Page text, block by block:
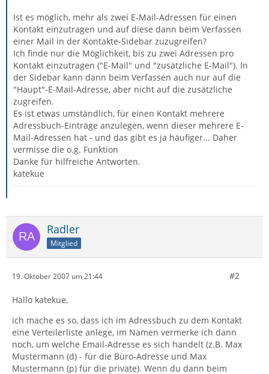
Ist es möglich, mehr als zwei E-Mail-Adressen für einen
Kontakt einzutragen und auf diese dann beim Verfassen
einer Mail in der Kontakte-Sidebar zuzugreifen?
Ich finde nur die Möglichkeit, bis zu zwei Adressen pro
Kontakt einzutragen ("E-Mail" und "zusätzliche E-Mail"). In
der Sidebar kann dann beim Verfassen auch nur auf die
"Haupt"-E-Mail-Adresse, aber nicht auf die zusätzliche
zugreifen.
Es ist etwas umständlich, für einen Kontakt mehrere
Adressbuch-Einträge anzulegen, wenn dieser mehrere E-
Mail-Adressen hat - und das gibt es ja häufiger... Daher
vermisse die o.g. Funktion
Danke für hilfreiche Antworten.
katekue
Radler
Mitglied
19. Oktober 2007 um 21:44 #2
Hallo katekue,
ich mache es so, dass ich im Adressbuch zu dem Kontakt
eine Verteilerliste anlege, im Namen vermerke ich dann
noch, um welche Email-Adresse es sich handelt (z.B. Max
Mustermann (d) - für die Büro-Adresse und Max
Mustermann (p) für die private). Wenn du dann beim